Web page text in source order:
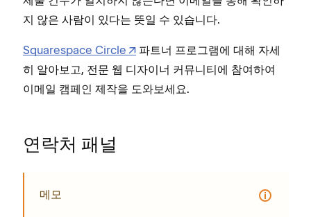
지 않은 사람이 있다는 뜻일 수 있습니다.
Squarespace Circle
파트너 프로그램에 대해 자세
히 알아보고, 전문 웹 디자이너 커뮤니티에 참여하여
이메일 캠페인 제작을 도와보세요.
연락처 패널
메모